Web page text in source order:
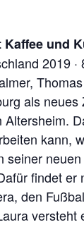
und
2019
als
kann,
seiner
findet
den